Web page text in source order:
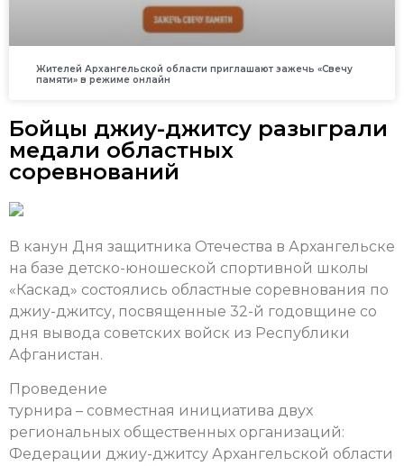
Жителей Архангельской области приглашают зажечь «Свечу
памяти» в режиме онлайн
Бойцы джиу-джитсу разыграли
медали областных
соревнований
В канун Дня защитника Отечества в Архангельске
на базе детско-юношеской спортивной школы
«Каскад» состоялись областные соревнования по
джиу-джитсу, посвященные 32-й годовщине со
дня вывода советских войск из Республики
Афганистан.
Проведение
турнира – совместная инициатива двух
региональных общественных организаций:
Федерации джиу-джитсу Архангельской области